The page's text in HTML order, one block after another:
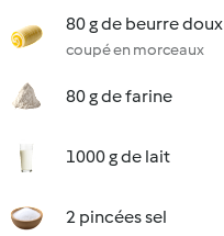
80 g de beurre doux
coupé en morceaux
80 g de farine
1000 g de lait
2 pincées sel